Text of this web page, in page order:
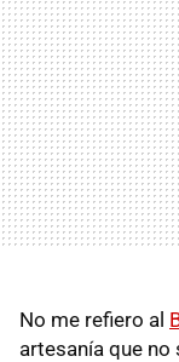
No me refiero al
artesanía que no